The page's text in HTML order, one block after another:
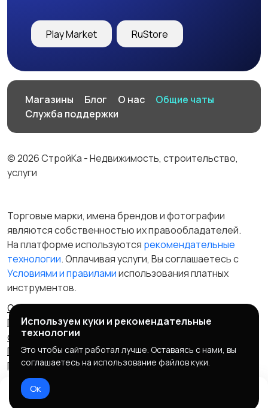
Play Market RuStore
Магазины Блог О нас
Общие чаты
Служба поддержки
© 2026 СтройКа - Недвижимость, строительство,
услуги
Торговые марки, имена брендов и фотографии
являются собственностью их правообладателей.
На платформе используются рекомендательные
технологии. Оплачивая услуги, Вы соглашаетесь c
Условиями и правиламииспользования платных
инструментов.
Отказ от ответственности
Правила сервиса
Политика конфиденциальности
Пользовательское
соглашение
Запрещенные товары/услуги
Правообладателям
Партнерская программа
Политика cookie
Используем куки и рекомендательные
технологии
Это чтобы сайт работал лучше. Оставаясь с нами, вы
соглашаетесь на использование файлов куки.
Ок